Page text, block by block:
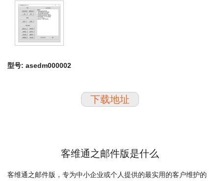
型号: asedm000002
下载地址
客维通之邮件版是什么
客维通之邮件版，专为中小企业或个人提供的最实用的客户维护的